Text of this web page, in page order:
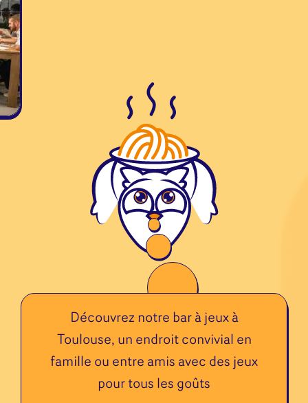
Découvrez notre bar à jeux à
Toulouse, un endroit convivial en
famille ou entre amis avec des jeux
pour tous les goûts